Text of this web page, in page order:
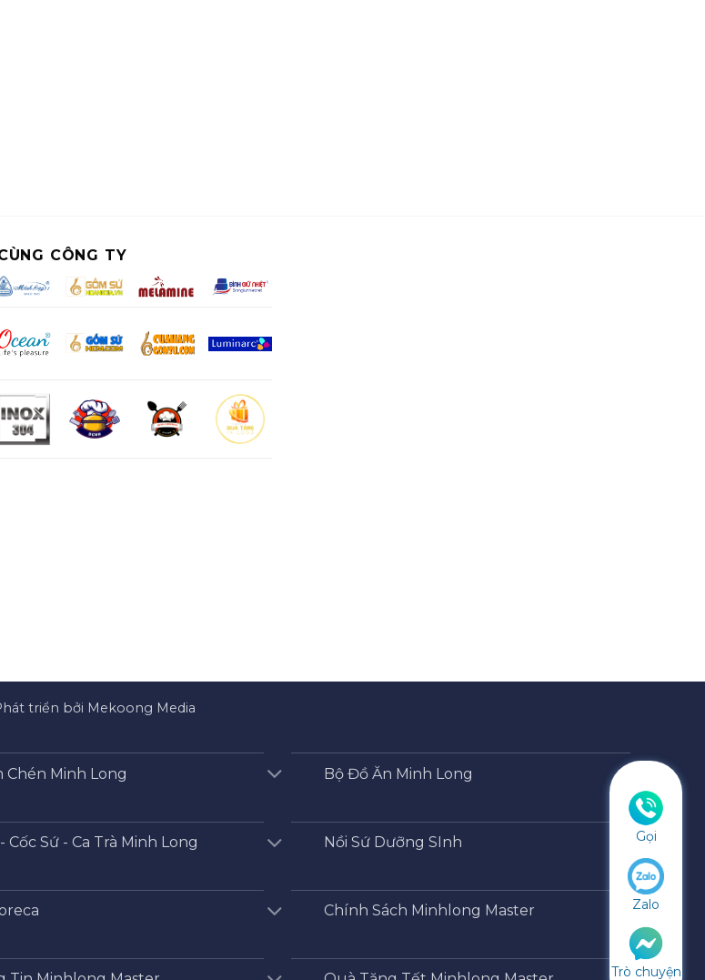
CÔNG TY
triển bởi Mekoong Media
Chén Minh Long Bộ Đồ Ăn Minh Long
Cốc Sứ - Ca Trà Minh Long Nồi Sứ Dưỡng SInh
Chính Sách Minhlong Master
Gọi
Zalo
Trò chuyện